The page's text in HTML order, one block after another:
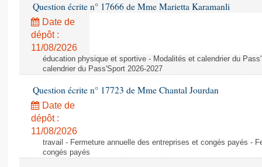
Question écrite n° 17666 de Mme Marietta Karamanli
Date de
dépôt :
11/08/2026
éducation physique et sportive - Modalités et calendrier du
calendrier du Pass'Sport 2026-2027
Question écrite n° 17723 de Mme Chantal Jourdan
Date de
dépôt :
11/08/2026
travail - Fermeture annuelle des entreprises et congés payés -
congés payés